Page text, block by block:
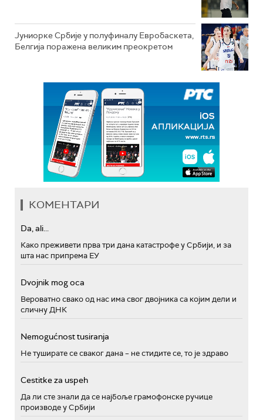
Јуниорке Србије у полуфиналу Евробаскета,
Белгија поражена великим преокретом
КОМЕНТАРИ
Da, ali...
Како преживети прва три дана катастрофе у Србији, и за
шта нас припрема ЕУ
Dvojnik mog oca
Вероватно свако од нас има свог двојника са којим дели и
сличну ДНК
Nemogućnost tusiranja
Не туширате се сваког дана – не стидите се, то је здраво
Cestitke za uspeh
Да ли сте знали да се најбоље грамофонске ручице
производе у Србији